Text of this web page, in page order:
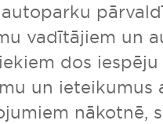
vadītājiem un
dos iespēju
un ieteikumus
nākotnē,